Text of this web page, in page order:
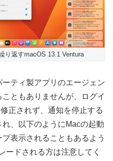
り返すmacOS 13.1 Ventura
ティ製アプリのエージェン
ともありませんが、ログイ
正されず、通知を停止する
、以下のようにMacの起動
表示されることもあるよう
ードされる方は注意してく